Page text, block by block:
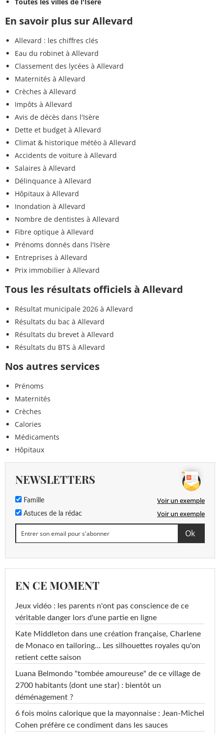
Toutes les villes de l'Isère
En savoir plus sur Allevard
Allevard : les chiffres clés
Eau du robinet à Allevard
Classement des lycées à Allevard
Maternités à Allevard
Crèches à Allevard
Impôts à Allevard
Avis de décès dans l'Isère
Dette et budget à Allevard
Climat & historique météo à Allevard
Accidents de voiture à Allevard
Salaires à Allevard
Délinquance à Allevard
Hôpitaux à Allevard
Inondation à Allevard
Nombre de dentistes à Allevard
Fibre optique à Allevard
Prénoms donnés dans l'Isère
Entreprises à Allevard
Prix immobilier à Allevard
Tous les résultats officiels à Allevard
Résultat municipale 2026 à Allevard
Résultats du bac à Allevard
Résultats du brevet à Allevard
Résultats du BTS à Allevard
Nos autres services
Prénoms
Maternités
Crèches
Calories
Médicaments
Hôpitaux
NEWSLETTERS
Famille Voir un exemple
Astuces de la rédac Voir un exemple
EN CE MOMENT
Jeux vidéo : les parents n'ont pas conscience de ce
véritable danger lors d'une partie en ligne
Kate Middleton dans une création française, Charlene
de Monaco en tailoring… Les silhouettes royales qu'on
retient cette saison
Luana Belmondo "tombée amoureuse" de ce village de
2700 habitants (dont une star) : bientôt un
déménagement ?
6 fois moins calorique que la mayonnaise : Jean-Michel
Cohen préfère ce condiment dans les sauces